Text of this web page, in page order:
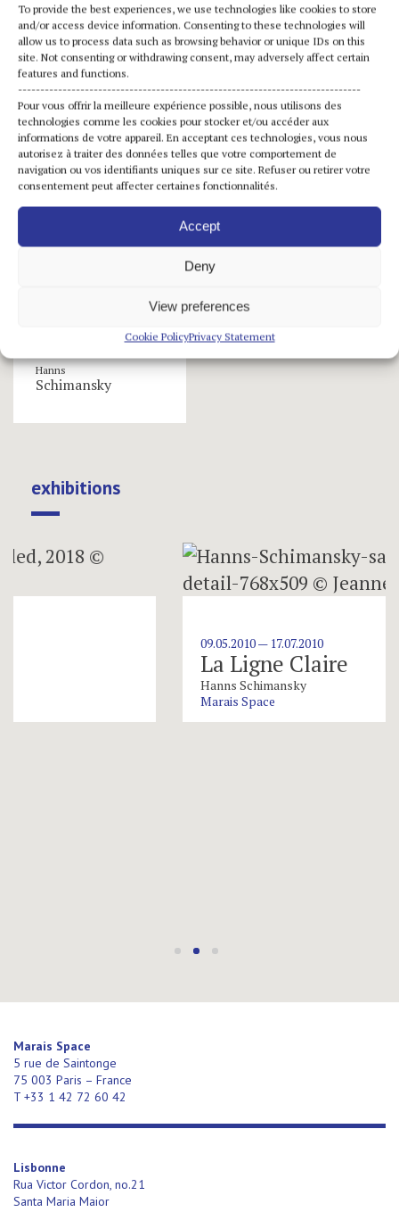
To provide the best experiences, we use technologies like cookies to store
and/or access device information. Consenting to these technologies will
allow us to process data such as browsing behavior or unique IDs on this
site. Not consenting or withdrawing consent, may adversely affect certain
features and functions.
-----------------------------------------------------------------------------
Pour vous offrir la meilleure expérience possible, nous utilisons des
technologies comme les cookies pour stocker et/ou accéder aux
informations de votre appareil. En acceptant ces technologies, vous nous
autorisez à traiter des données telles que votre comportement de
navigation ou vos identifiants uniques sur ce site. Refuser ou retirer votre
consentement peut affecter certaines fonctionnalités.
Accept
Deny
View preferences
Cookie PolicyPrivacy Statement
Tuesday from 11 am to 8 pm
Wednesday to Sunday from 10 am to 5 pm
Closed on Monday
artists
Hanns
Schimansky
exhibitions
09.05.2010 — 17.07.2010
La Ligne Claire
Hanns Schimansky
Marais Space
5 rue de Saintonge
75 003 Paris – France
T +33 1 42 72 60 42
Lisbonne
Rua Victor Cordon, no.21
Santa Maria Maior